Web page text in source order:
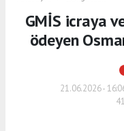
GMİS icraya
ödeyen
21.06.2026 -